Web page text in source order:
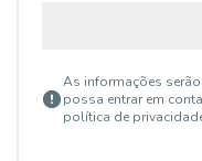
As informações
possa entrar em
política de